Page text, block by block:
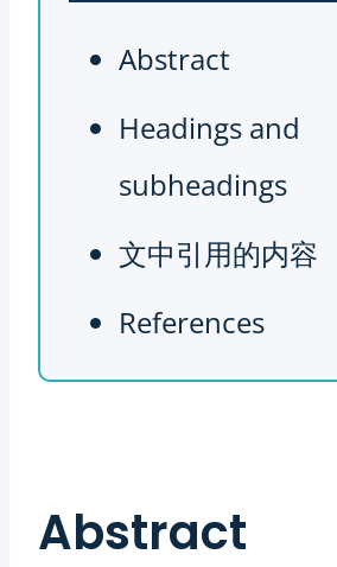
Abstract
Headings and
subheadings
文中引用的内容
References
Abstract